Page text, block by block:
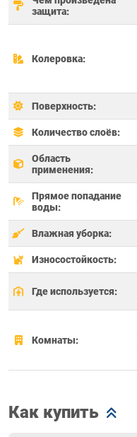
защита:
Колеровка:
Поверхность:
Количество слоёв:
Область
применения:
Прямое попадание
воды:
Влажная уборка:
Износостойкость:
Где используется:
Комнаты:
Как купить